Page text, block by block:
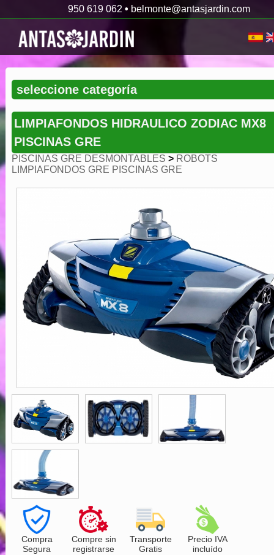
950 619 062 • belmonte@antasjardin.com
LIMPIAFONDOS HIDRAULICO ZODIAC MX8
PISCINAS GRE
PISCINAS GRE DESMONTABLES > ROBOTS
LIMPIAFONDOS GRE PISCINAS GRE
Compra
Segura
Compre sin
registrarse
Transporte
Gratis
Precio IVA
incluído